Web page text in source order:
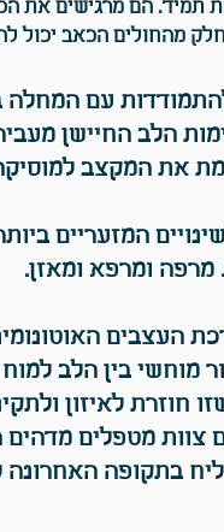
תמיד. הם מרגישים את
מהחולים הכאב יכול
עם המחלה
הלב החיישן
את המקצב
המזעריים
ומרפא ומאזן.
העצבים
מוחשי בין הלב למוח
חוזרת לאיזון
צוות מטפלים
בתקופה האחרונה